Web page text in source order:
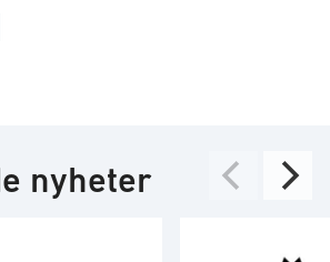
nyheter